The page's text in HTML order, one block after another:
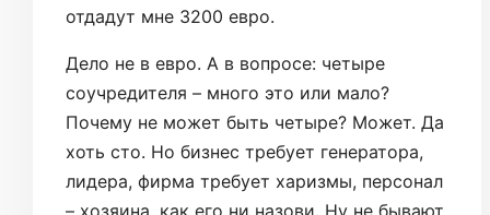
отдадут мне 3200 евро.
Дело не в евро. А в вопросе: четыре
соучредителя – много это или мало?
Почему не может быть четыре? Может. Да
хоть сто. Но бизнес требует генератора,
лидера, фирма требует харизмы, персонал
– хозяина, как его ни назови. Ну не бывают